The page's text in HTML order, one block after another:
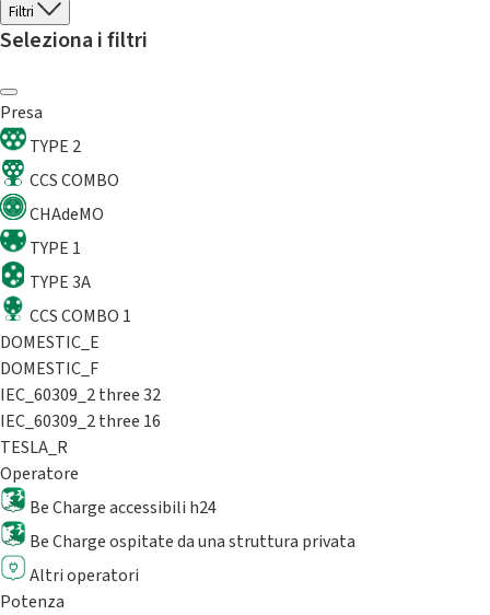
Filtri
Seleziona i filtri
Presa
TYPE 2
CCS COMBO
CHAdeMO
TYPE 1
TYPE 3A
CCS COMBO 1
DOMESTIC_E
DOMESTIC_F
IEC_60309_2 three 32
IEC_60309_2 three 16
TESLA_R
Operatore
Be Charge accessibili h24
Be Charge ospitate da una struttura privata
Altri operatori
Potenza